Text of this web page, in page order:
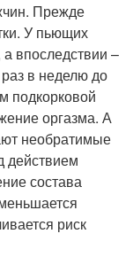
Прежде
У пьющих
впоследствии –
в неделю до
подкорковой
оргазма. А
необратимые
действием
состава
риск